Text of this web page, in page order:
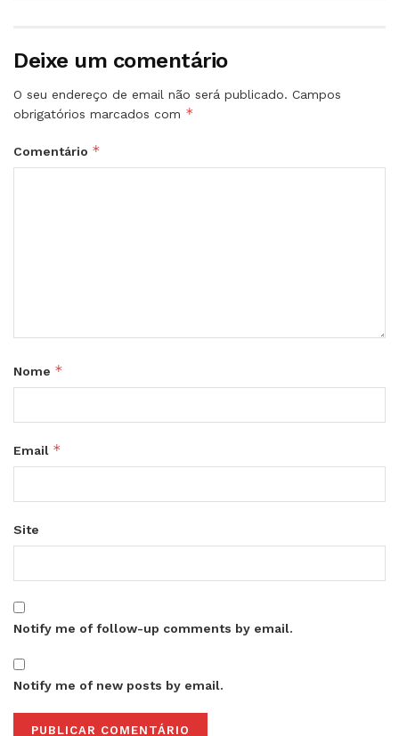
Deixe um comentário
O seu endereço de email não será publicado. Campos
obrigatórios marcados com *
Comentário *
Nome *
Email *
Site
Notify me of follow-up comments by email.
Notify me of new posts by email.